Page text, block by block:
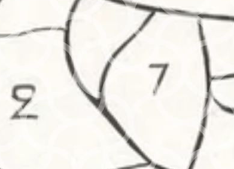
Description
Découvrez le
kit de 24 feutres Crayola Skin
Colours of The Worldde Crayola, un
assortiment unique de couleurs inspirées des
différentes carnations humaines à travers le
monde. Parfait pour permettre aux enfants et
aux adultes de créer des dessins plus inclusifs
et réalistes en représentant la diversité de
manière créative et naturelle.